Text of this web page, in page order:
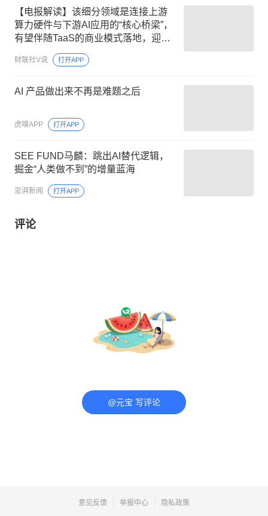
【电报解读】该细分领域是连接上游
算力硬件与下游AI应用的“核心桥梁”，
有望伴随TaaS的商业模式落地，迎来
加速增长机遇，当前行业盈利正向循
环已然开启，这家公司2025年相关收
财联社V说 打开APP
AI 产品做出来不再是难题之后
虎嗅APP 打开APP
SEE FUND马麟：跳出AI替代逻辑，
掘金“人类做不到”的增量蓝海
澎湃新闻 打开APP
评论
@元宝 写评论
意见反馈 举报中心 隐私政策